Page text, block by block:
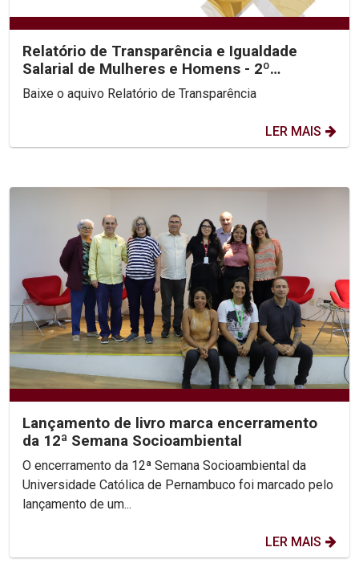
Relatório de Transparência e Igualdade
Salarial de Mulheres e Homens - 2º
Semestre 2025Baixe o aquivo Relatório de Transparência
LER MAIS
Lançamento de livro marca encerramento
da 12ª Semana Socioambiental
O encerramento da 12ª Semana Socioambiental da
Universidade Católica de Pernambuco foi marcado pelo
lançamento de um...
LER MAIS